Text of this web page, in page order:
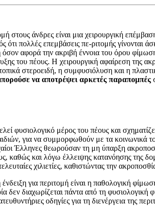
στους άνδρες είναι μια χειρουργική
ότι πολλές επεμβάσεις πε-ριτομής
αφορά την ακριβή έννοια του όρου
του πέ­ους. Η χειρουργική αφαίρεση της
στεροειδή, η συμφυσιόλυση και η
να αποτρέψει αρκετές παραπομπές
φυσιολογικό μέ­ρος του πέους και
για να συμμορφωθούν με τα κοι­νωνικά
Έλληνες θεωρούσαν τη μη ύπαρξη
καθώς και λό­γω έλλειψης κατανόησης της
τελευταίες χιλιετίες, καθιστώ­ντας την
ένδειξη για περιτομή είναι η παθολογική
δεν διαχωρίζεται πάντα από τη
οδηγίες για τη διενέργεια της